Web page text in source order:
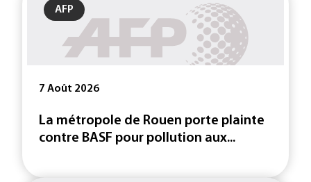
AFP
7 Août 2026
La métropole de Rouen porte plainte
contre BASF pour pollution aux...